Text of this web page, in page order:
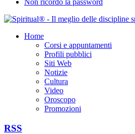
Home
Corsi e appuntamenti
Profili pubblici
Siti Web
Notizie
Cultura
Video
Oroscopo
Promozioni
RSS